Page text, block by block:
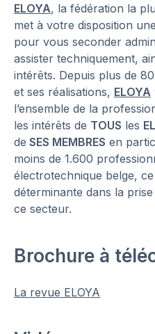
ELOYA, la fédération la
met à votre disposition
pour vous seconder
assister techniquement,
intérêts. Depuis plus de
et ses réalisations, ELOYA
l’ensemble de la
les intérêts de TOUS les
de SES MEMBRES en
moins de 1.600
électrotechnique belge,
déterminante dans la
ce secteur.
Brochure à
La revue ELOYA